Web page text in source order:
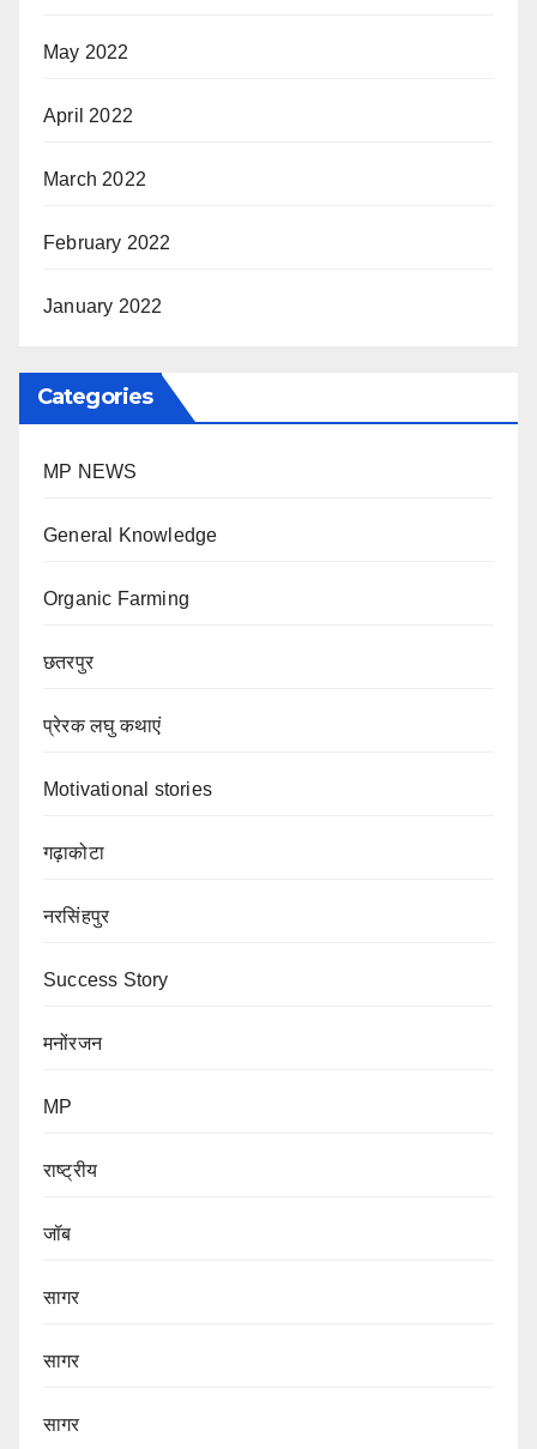
May 2022
April 2022
March 2022
February 2022
January 2022
Categories
MP NEWS
General Knowledge
Organic Farming
छतरपुर
प्रेरक लघु कथाएं
Motivational stories
गढ़ाकोटा
नरसिंहपुर
Success Story
मनोंरजन
MP
राष्ट्रीय
जॉब
सागर
सागर
सागर